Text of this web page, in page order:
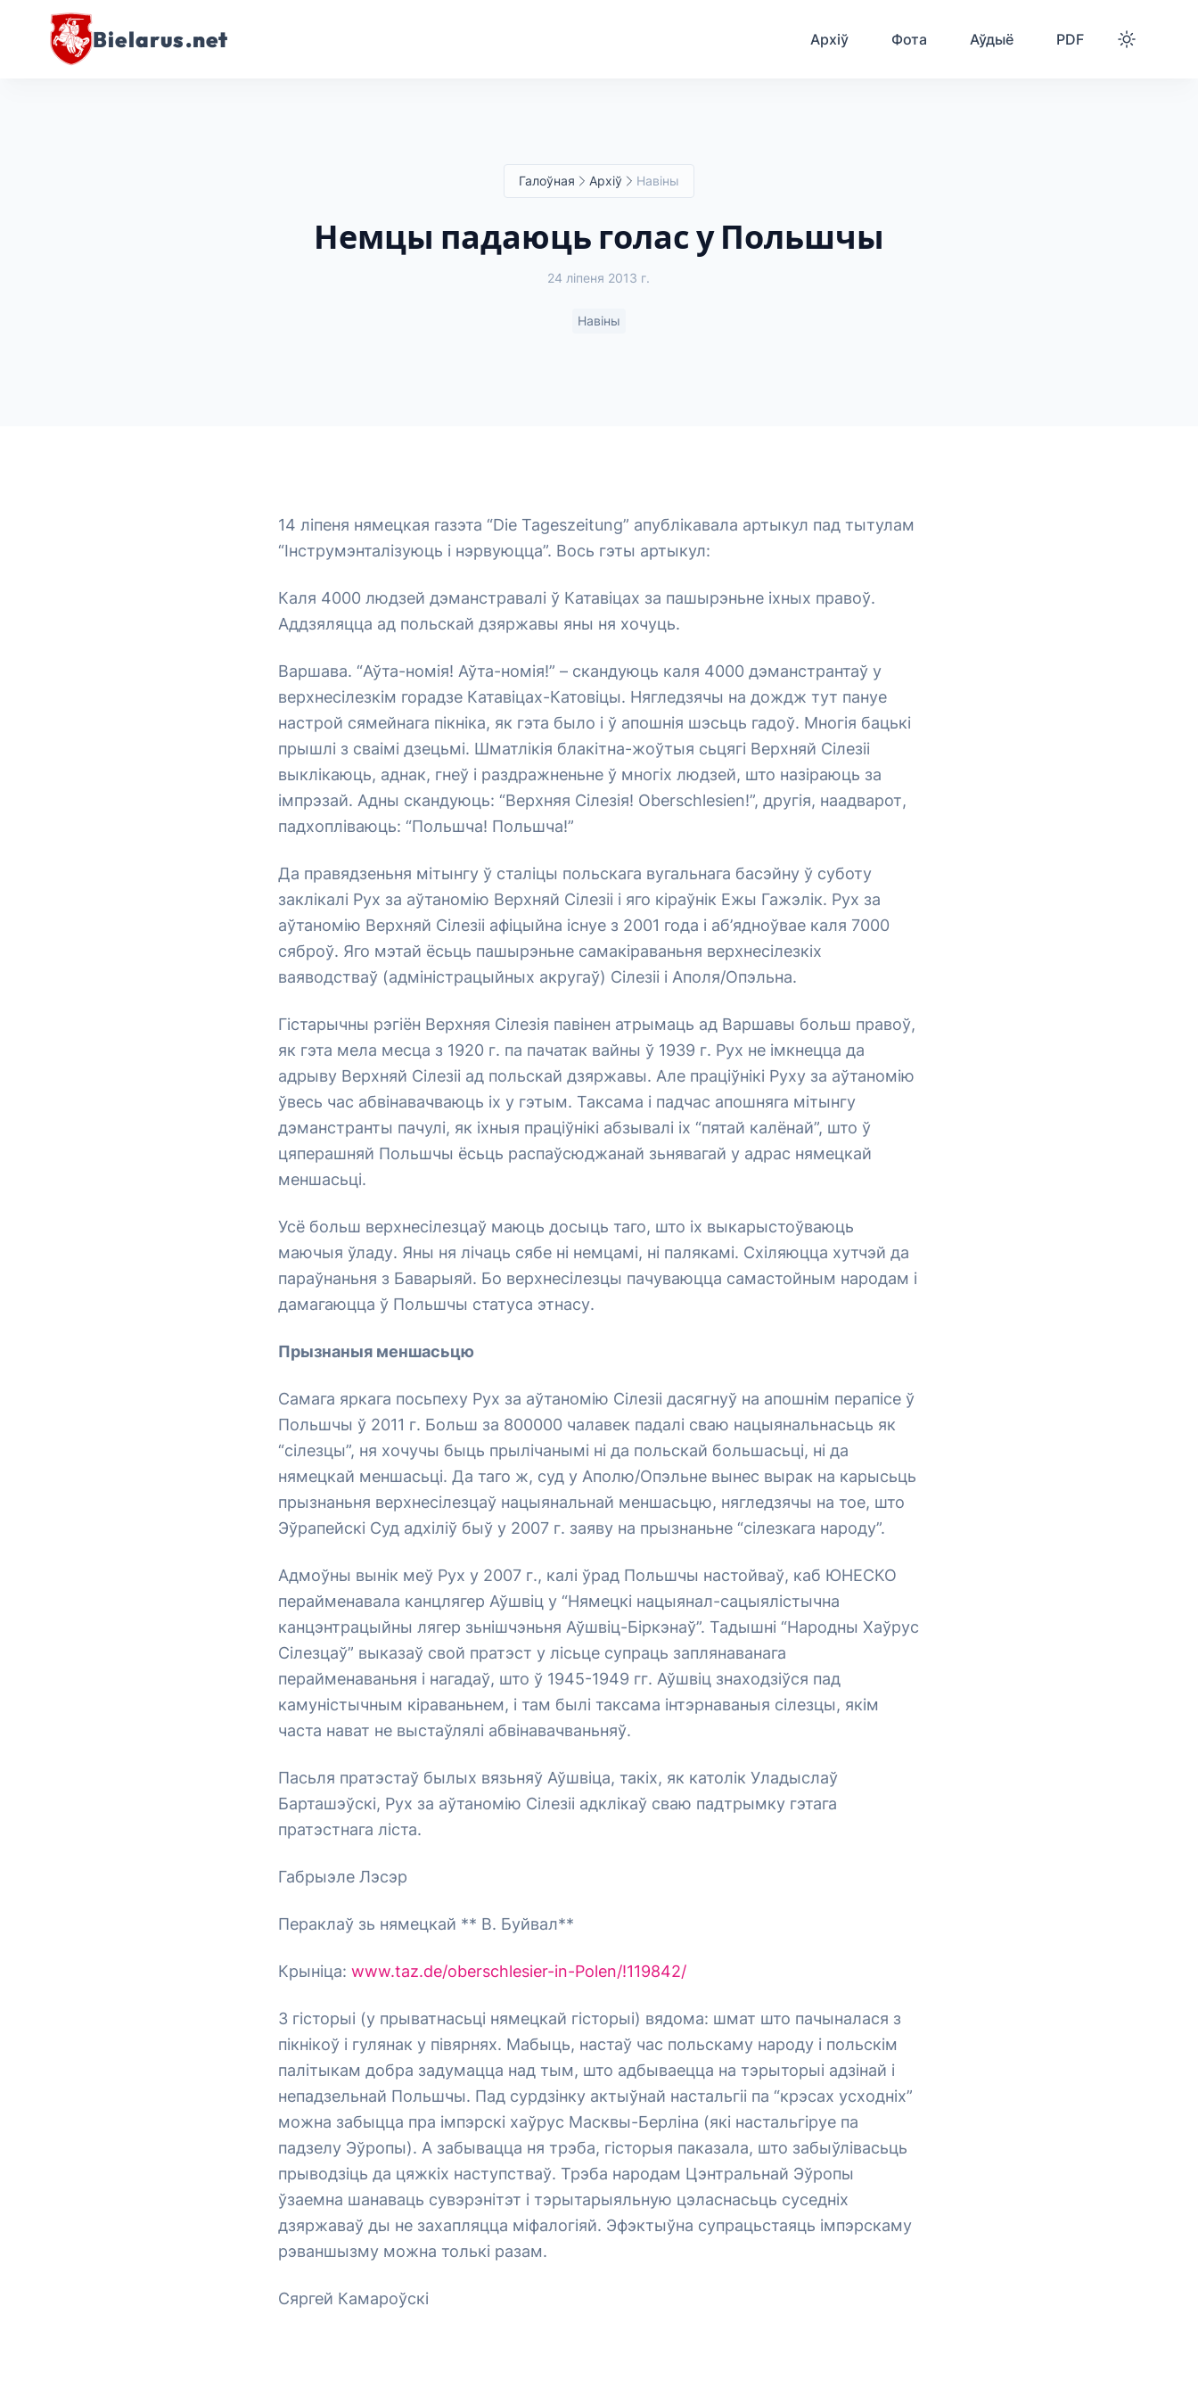
Bielarus.net Архіў Фота Аўдыё PDF
Галоўная Архіў Навіны
Немцы падаюць голас у Польшчы
24 ліпеня 2013 г.
Навіны
14 ліпеня нямецкая газэта “Die Tageszeitung” апублікавала артыкул пад тытулам
“Інструмэнталізуюць і нэрвуюцца”. Вось гэты артыкул:
Каля 4000 людзей дэманстравалі ў Катавіцах за пашырэньне іхных правоў.
Аддзяляцца ад польскай дзяржавы яны ня хочуць.
Варшава. “Аўта-номія! Аўта-номія!” – скандуюць каля 4000 дэманстрантаў у
верхнесілезкім горадзе Катавіцах-Катовіцы. Нягледзячы на дождж тут пануе
настрой сямейнага пікніка, як гэта было і ў апошнія шэсьць гадоў. Многія бацькі
прышлі з сваімі дзецьмі. Шматлікія блакітна-жоўтыя сьцягі Верхняй Сілезіі
выклікаюць, аднак, гнеў і раздражненьне ў многіх людзей, што назіраюць за
імпрэзай. Адны скандуюць: “Верхняя Сілезія! Oberschlesien!”, другія, наадварот,
падхопліваюць: “Польшча! Польшча!”
Да правядзеньня мітынгу ў сталіцы польскага вугальнага басэйну ў суботу
заклікалі Рух за аўтаномію Верхняй Сілезіі і яго кіраўнік Ежы Гажэлік. Рух за
аўтаномію Верхняй Сілезіі афіцыйна існуе з 2001 года і аб’ядноўвае каля 7000
сяброў. Яго мэтай ёсьць пашырэньне самакіраваньня верхнесілезкіх
ваяводстваў (адміністрацыйных акругаў) Сілезіі і Аполя/Опэльна.
Гістарычны рэгіён Верхняя Сілезія павінен атрымаць ад Варшавы больш правоў,
як гэта мела месца з 1920 г. па пачатак вайны ў 1939 г. Рух не імкнецца да
адрыву Верхняй Сілезіі ад польскай дзяржавы. Але праціўнікі Руху за аўтаномію
ўвесь час абвінавачваюць іх у гэтым. Таксама і падчас апошняга мітынгу
дэманстранты пачулі, як іхныя праціўнікі абзывалі іх “пятай калёнай”, што ў
цяперашняй Польшчы ёсьць распаўсюджанай зьнявагай у адрас нямецкай
меншасьці.
Усё больш верхнесілезцаў маюць досыць таго, што іх выкарыстоўваюць
маючыя ўладу. Яны ня лічаць сябе ні немцамі, ні палякамі. Схіляюцца хутчэй да
параўнаньня з Баварыяй. Бо верхнесілезцы пачуваюцца самастойным народам і
дамагаюцца ў Польшчы статуса этнасу.
Прызнаныя меншасьцю
Самага яркага посьпеху Рух за аўтаномію Сілезіі дасягнуў на апошнім перапісе ў
Польшчы ў 2011 г. Больш за 800000 чалавек падалі сваю нацыянальнасьць як
“сілезцы”, ня хочучы быць прылічанымі ні да польскай большасьці, ні да
нямецкай меншасьці. Да таго ж, суд у Аполю/Опэльне вынес вырак на карысьць
прызнаньня верхнесілезцаў нацыянальнай меншасьцю, нягледзячы на тое, што
Эўрапейскі Суд адхіліў быў у 2007 г. заяву на прызнаньне “сілезкага народу”.
Адмоўны вынік меў Рух у 2007 г., калі ўрад Польшчы настойваў, каб ЮНЕСКО
перайменавала канцлягер Аўшвіц у “Нямецкі нацыянал-сацыялістычна
канцэнтрацыйны лягер зьнішчэньня Аўшвіц-Біркэнаў”. Тадышні “Народны Хаўрус
Сілезцаў” выказаў свой пратэст у лісьце супраць заплянаванага
перайменаваньня і нагадаў, што ў 1945-1949 гг. Аўшвіц знаходзіўся пад
камуністычным кіраваньнем, і там былі таксама інтэрнаваныя сілезцы, якім
часта нават не выстаўлялі абвінавачваньняў.
Пасьля пратэстаў былых вязьняў Аўшвіца, такіх, як католік Уладыслаў
Барташэўскі, Рух за аўтаномію Сілезіі адклікаў сваю падтрымку гэтага
пратэстнага ліста.
Габрыэле Лэсэр
Пераклаў зь нямецкай ** В. Буйвал**
Крыніца: www.taz.de/oberschlesier-in-Polen/!119842/
З гісторыі (у прыватнасьці нямецкай гісторыі) вядома: шмат што пачыналася з
пікнікоў і гулянак у півярнях. Мабыць, настаў час польскаму народу і польскім
палітыкам добра задумацца над тым, што адбываецца на тэрыторыі адзінай і
непадзельнай Польшчы. Пад сурдзінку актыўнай настальгіі па “крэсах усходніх”
можна забыцца пра імпэрскі хаўрус Масквы-Берліна (які настальгіруе па
падзелу Эўропы). А забывацца ня трэба, гісторыя паказала, што забыўлівасьць
прыводзіць да цяжкіх наступстваў. Трэба народам Цэнтральнай Эўропы
ўзаемна шанаваць сувэрэнітэт і тэрытарыяльную цэласнасьць суседніх
дзяржаваў ды не захапляцца міфалогіяй. Эфэктыўна супрацьстаяць імпэрскаму
рэваншызму можна толькі разам.
Сяргей Камароўскі